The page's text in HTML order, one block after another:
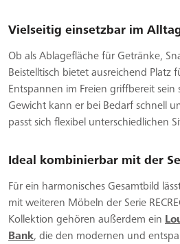
Vielseitig einsetzbar im
Ob als Ablagefläche für Getränke,
Beistelltisch bietet ausreichend Platz
Entspannen im Freien griffbereit sein
Gewicht kann er bei Bedarf schnell
passt sich flexibel unterschiedlichen
Ideal kombinierbar mit der
Für ein harmonisches Gesamtbild
mit weiteren Möbeln der Serie
Kollektion gehören außerdem ein
Bank, die den modernen und